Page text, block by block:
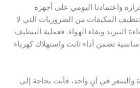
واعتمادنا اليومي على أجهزة
المكيفات من الضروريات التي لا
التبريد ونقاء الهواء. فعملية التنظيف
تضمن أداء ثابت واستهلاك كهرباء
والسعر في آنٍ واحد، فأنت بحاجة إلى